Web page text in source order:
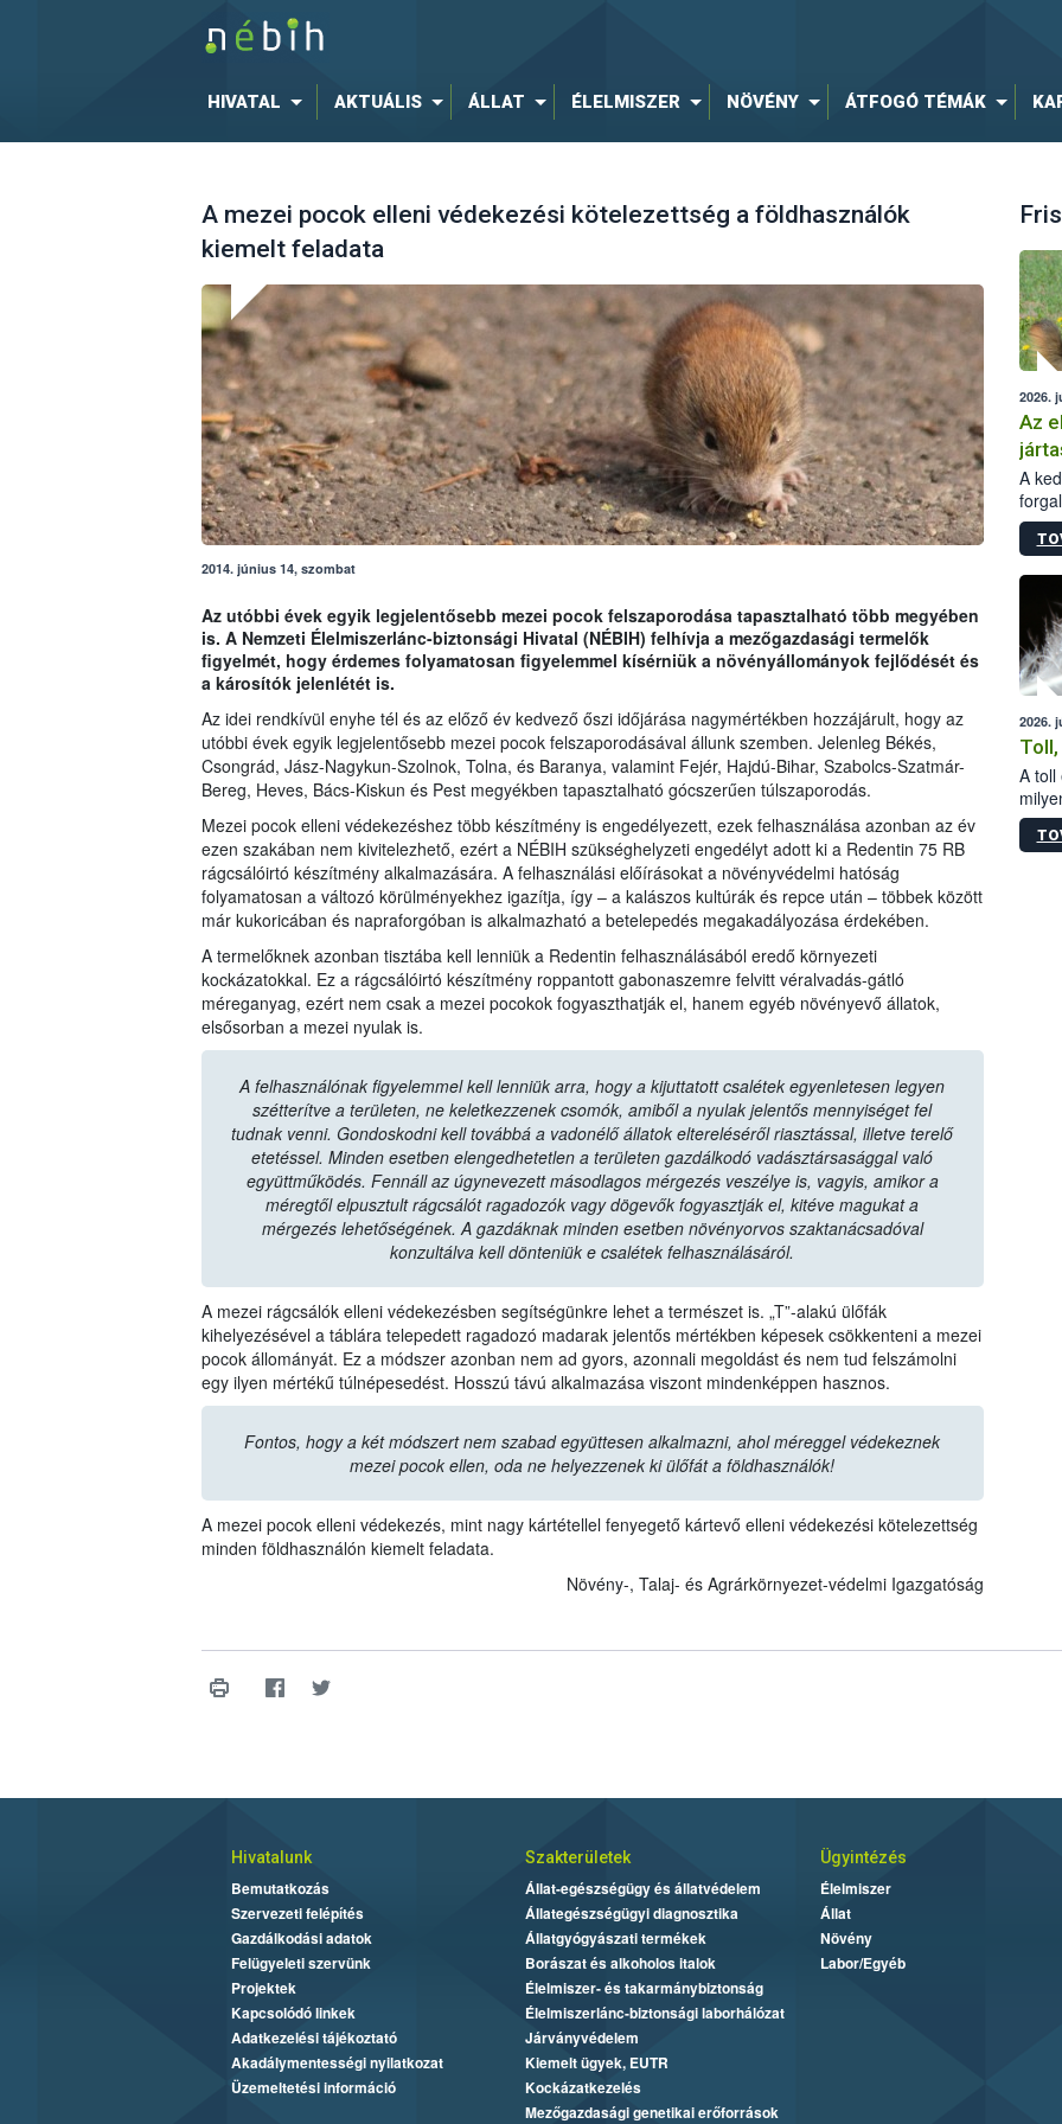
HIVATAL AKTUÁLIS ÁLLAT ÉLELMISZER NÖVÉNY ÁTFOGÓ TÉMÁK
A mezei pocok elleni védekezési kötelezettség a földhasználók
kiemelt feladata
2014. június 14, szombat
Az utóbbi évek egyik legjelentősebb mezei pocok felszaporodása tapasztalható több megyében
is. A Nemzeti Élelmiszerlánc-biztonsági Hivatal (NÉBIH) felhívja a mezőgazdasági termelők
figyelmét, hogy érdemes folyamatosan figyelemmel kísérniük a növényállományok fejlődését és
a károsítók jelenlétét is.
Az idei rendkívül enyhe tél és az előző év kedvező őszi időjárása nagymértékben hozzájárult, hogy az
utóbbi évek egyik legjelentősebb mezei pocok felszaporodásával állunk szemben. Jelenleg Békés,
Csongrád, Jász-Nagykun-Szolnok, Tolna, és Baranya, valamint Fejér, Hajdú-Bihar, Szabolcs-Szatmár-
Bereg, Heves, Bács-Kiskun és Pest megyékben tapasztalható gócszerűen túlszaporodás.
Mezei pocok elleni védekezéshez több készítmény is engedélyezett, ezek felhasználása azonban az év
ezen szakában nem kivitelezhető, ezért a NÉBIH szükséghelyzeti engedélyt adott ki a Redentin 75 RB
rágcsálóirtó készítmény alkalmazására. A felhasználási előírásokat a növényvédelmi hatóság
folyamatosan a változó körülményekhez igazítja, így – a kalászos kultúrák és repce után – többek között
már kukoricában és napraforgóban is alkalmazható a betelepedés megakadályozása érdekében.
A termelőknek azonban tisztába kell lenniük a Redentin felhasználásából eredő környezeti
kockázatokkal. Ez a rágcsálóirtó készítmény roppantott gabonaszemre felvitt véralvadás-gátló
méreganyag, ezért nem csak a mezei pocokok fogyaszthatják el, hanem egyéb növényevő állatok,
elsősorban a mezei nyulak is.
A felhasználónak figyelemmel kell lenniük arra, hogy a kijuttatott csalétek egyenletesen legyen
szétterítve a területen, ne keletkezzenek csomók, amiből a nyulak jelentős mennyiséget fel
tudnak venni. Gondoskodni kell továbbá a vadonélő állatok eltereléséről riasztással, illetve terelő
etetéssel. Minden esetben elengedhetetlen a területen gazdálkodó vadásztársasággal való
együttműködés. Fennáll az úgynevezett másodlagos mérgezés veszélye is, vagyis, amikor a
méregtől elpusztult rágcsálót ragadozók vagy dögevők fogyasztják el, kitéve magukat a
mérgezés lehetőségének. A gazdáknak minden esetben növényorvos szaktanácsadóval
konzultálva kell dönteniük e csalétek felhasználásáról.
A mezei rágcsálók elleni védekezésben segítségünkre lehet a természet is. „T”-alakú ülőfák
kihelyezésével a táblára telepedett ragadozó madarak jelentős mértékben képesek csökkenteni a mezei
pocok állományát. Ez a módszer azonban nem ad gyors, azonnali megoldást és nem tud felszámolni
egy ilyen mértékű túlnépesedést. Hosszú távú alkalmazása viszont mindenképpen hasznos.
Fontos, hogy a két módszert nem szabad együttesen alkalmazni, ahol méreggel védekeznek
mezei pocok ellen, oda ne helyezzenek ki ülőfát a földhasználók!
A mezei pocok elleni védekezés, mint nagy kártétellel fenyegető kártevő elleni védekezési kötelezettség
minden földhasználón kiemelt feladata.
Növény-, Talaj- és Agrárkörnyezet-védelmi Igazgatóság
2026.
Az
A
2026.
A toll
Hivatalunk
Bemutatkozás
Szervezeti felépítés
Gazdálkodási adatok
Felügyeleti szervünk
Projektek
Kapcsolódó linkek
Adatkezelési tájékoztató
Akadálymentességi nyilatkozat
Üzemeltetési információ
Szakterületek
Állat-egészségügy és állatvédelem
Állategészségügyi diagnosztika
Állatgyógyászati termékek
Borászat és alkoholos italok
Élelmiszer- és takarmánybiztonság
Élelmiszerlánc-biztonsági laborhálózat
Járványvédelem
Kiemelt ügyek, EUTR
Kockázatkezelés
Mezőgazdasági genetikai erőforrások
Ügyintézés
Élelmiszer
Állat
Növény
Labor/Egyéb